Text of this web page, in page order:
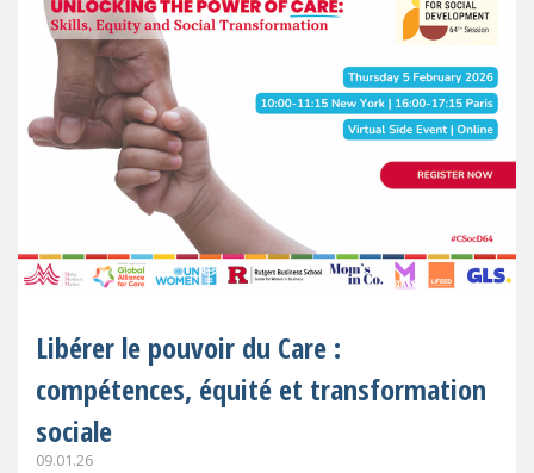
Libérer le pouvoir du Care :
compétences, équité et transformation
sociale
09.01.26